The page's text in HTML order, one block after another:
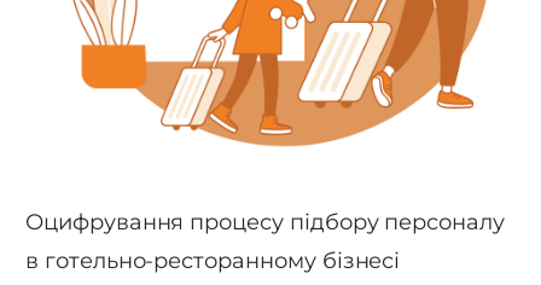
Оцифрування процесу підбору персоналу
в готельно-ресторанному бізнесі